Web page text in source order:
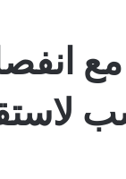
مع